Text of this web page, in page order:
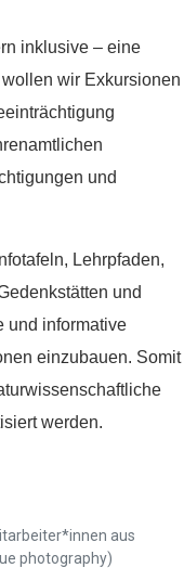
inklusive – eine
wir Exkursionen
und
Lehrpfaden,
und
und informative
einzubauen. Somit
werden.
aus
photography)